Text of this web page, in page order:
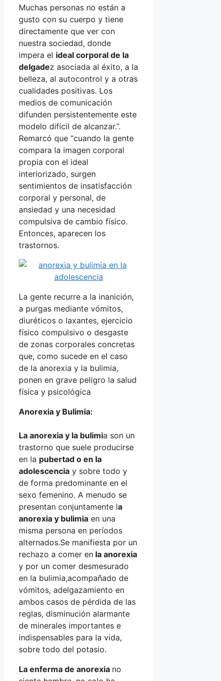
Muchas personas no están a
gusto con su cuerpo y tiene
directamente que ver con
nuestra sociedad, donde
impera el ideal corporal de la
delgadez asociada al éxito, a la
belleza, al autocontrol y a otras
cualidades positivas. Los
medios de comunicación
difunden persistentemente este
modelo difícil de alcanzar.”.
Remarcó que “cuando la gente
compara la imagen corporal
propia con el ideal
interiorizado, surgen
sentimientos de insatisfacción
corporal y personal, de
ansiedad y una necesidad
compulsiva de cambio físico.
Entonces, aparecen los
trastornos.
La gente recurre a la inanición,
a purgas mediante vómitos,
diuréticos o laxantes, ejercicio
físico compulsivo o desgaste
de zonas corporales concretas
que, como sucede en el caso
de la anorexia y la bulimia,
ponen en grave peligro la salud
física y psicológica
Anorexia y Bulimia:
La anorexia y la bulimia son un
trastorno que suele producirse
en la pubertad o en la
adolescencia y sobre todo y
de forma predominante en el
sexo femenino. A menudo se
presentan conjuntamente la
anorexia y bulimia en una
misma persona en períodos
alternados.Se manifiesta por un
rechazo a comer en la anorexia
y por un comer desmesurado
en la bulimia,acompañado de
vómitos, adelgazamiento en
ambos casos de pérdida de las
reglas, disminución alarmante
de minerales importantes e
indispensables para la vida,
sobre todo del potasio.
La enferma de anorexia no